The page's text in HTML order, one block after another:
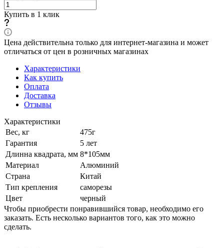
Купить в 1 клик
Цена действительна только для интернет-магазина и может
отличаться от цен в розничных магазинах
Характеристики
Как купить
Оплата
Доставка
Отзывы
Характеристики
Вес, кг
475г
Гарантия
5 лет
Длинна квадрата, мм 8*105мм
Материал
Алюминий
Страна
Китай
Тип крепления
саморезы
Цвет
черный
Чтобы приобрести понравившийся товар, необходимо его
заказать. Есть несколько вариантов того, как это можно
сделать.